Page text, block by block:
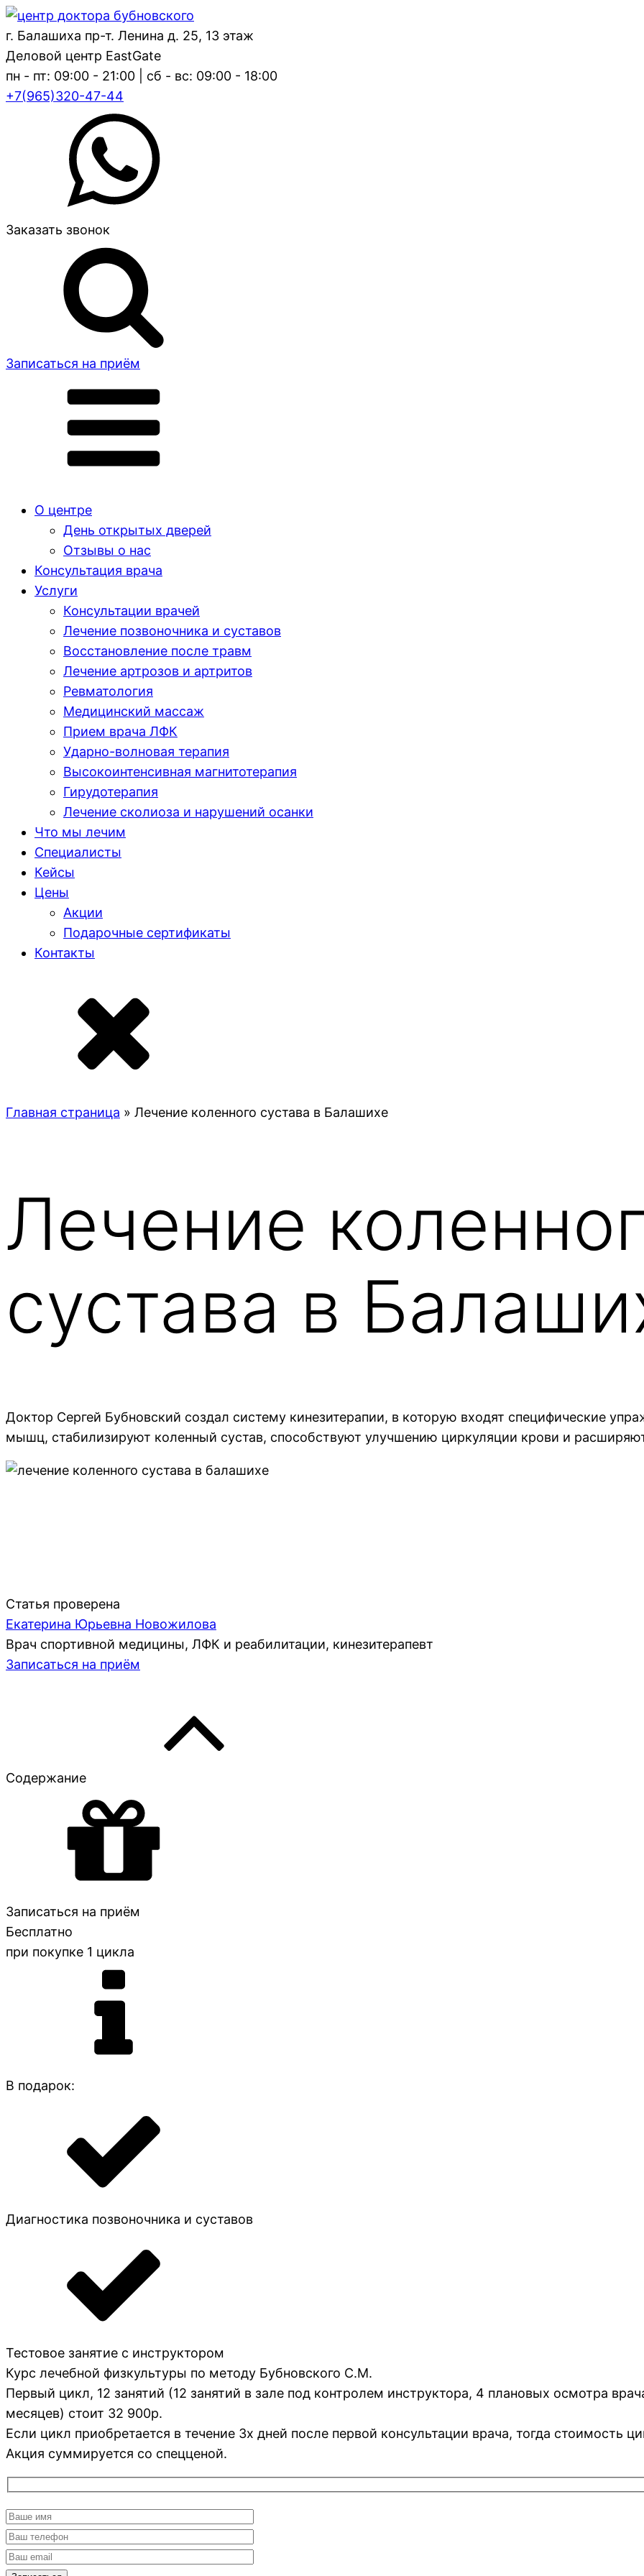
г. Балашиха пр-т. Ленина д. 25, 13 этаж
Деловой центр EastGate
пн - пт: 09:00 - 21:00 | сб - вс: 09:00 - 18:00
+7(965)320-47-44
Заказать звонок
Записаться на приём
О центре
День открытых дверей
Отзывы о нас
Консультация врача
Услуги
Консультации врачей
Лечение позвоночника и суставов
Восстановление после травм
Лечение артрозов и артритов
Ревматология
Медицинский массаж
Прием врача ЛФК
Ударно-волновая терапия
Высокоинтенсивная магнитотерапия
Гирудотерапия
Лечение сколиоза и нарушений осанки
Что мы лечим
Специалисты
Кейсы
Цены
Акции
Подарочные сертификаты
Контакты
Главная страница » Лечение коленного сустава в Балашихе
Лечение
сустава в
Доктор Сергей Бубновский создал систему кинезитерапии, в которую входят специфические
мышц, стабилизируют коленный сустав, способствуют улучшению циркуляции крови и
Статья проверена
Екатерина Юрьевна Новожилова
Врач спортивной медицины, ЛФК и реабилитации, кинезитерапевт
Записаться на приём
Содержание
Записаться на приём
Бесплатно
при покупке 1 цикла
В подарок:
Диагностика позвоночника и суставов
Тестовое занятие с инструктором
Курс лечебной физкультуры по методу Бубновского С.М.
Первый цикл, 12 занятий (12 занятий в зале под контролем инструктора, 4 плановых осмотра
месяцев) стоит 32 900р.
Если цикл приобретается в течение 3х дней после первой консультации врача, тогда стоимость
Акция суммируется со спецценой.